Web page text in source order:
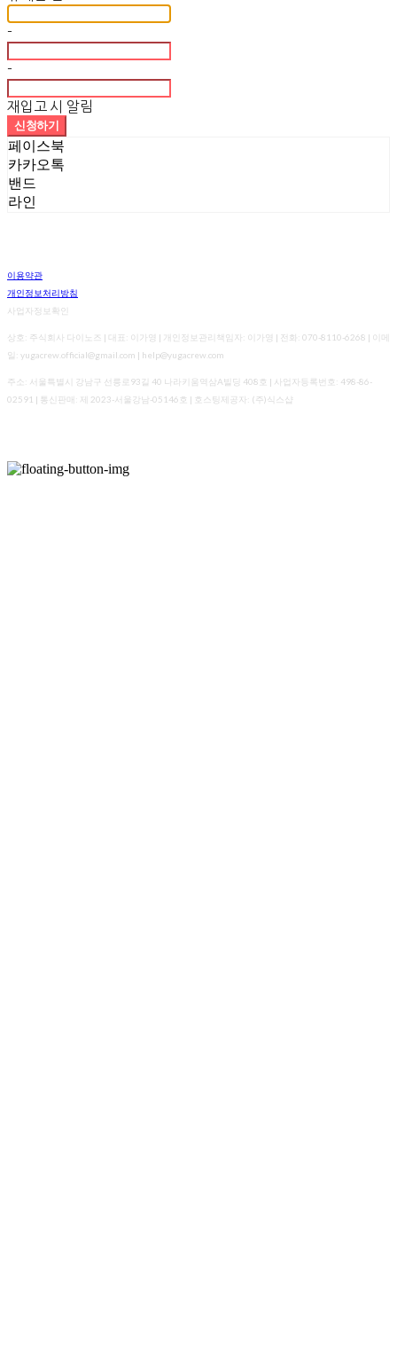
-
-
재입고 시 알림
신청하기
페이스북
카카오톡
밴드
라인
이용약관
개인정보처리방침
사업자정보확인
상호: 주식회사 다이노즈 | 대표: 이가영 | 개인정보관리책임자: 이가영 | 전화: 070-8110-6268 | 이메
일: yugacrew.official@gmail.com | help@yugacrew.com
주소: 서울특별시 강남구 선릉로93길 40 나라키움역삼A빌딩 408호 | 사업자등록번호: 498-86-
02591 | 통신판매: 제 2023-서울강남-05146호 | 호스팅제공자: (주)식스샵